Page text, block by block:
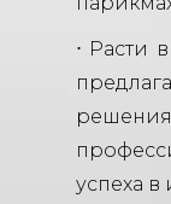
⋅ Расти
успеха в